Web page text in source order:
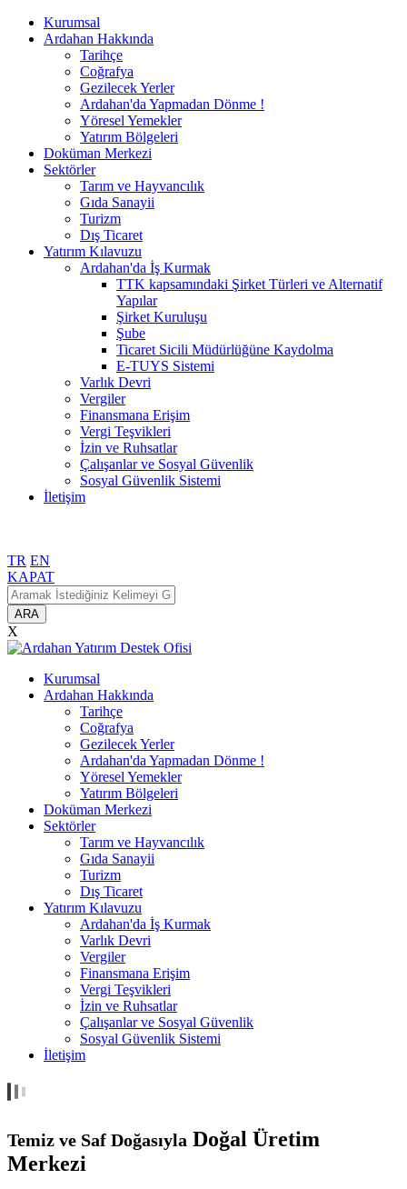
Kurumsal
Ardahan Hakkında
Tarihçe
Coğrafya
Gezilecek Yerler
Ardahan'da Yapmadan Dönme !
Yöresel Yemekler
Yatırım Bölgeleri
Doküman Merkezi
Sektörler
Tarım ve Hayvancılık
Gıda Sanayii
Turizm
Dış Ticaret
Yatırım Kılavuzu
Ardahan'da İş Kurmak
TTK kapsamındaki Şirket Türleri ve Alternatif
Yapılar
Şirket Kuruluşu
Şube
Ticaret Sicili Müdürlüğüne Kaydolma
E-TUYS Sistemi
Varlık Devri
Vergiler
Finansmana Erişim
Vergi Teşvikleri
İzin ve Ruhsatlar
Çalışanlar ve Sosyal Güvenlik
Sosyal Güvenlik Sistemi
İletişim
TR EN
KAPAT
ARA
X
Kurumsal
Ardahan Hakkında
Tarihçe
Coğrafya
Gezilecek Yerler
Ardahan'da Yapmadan Dönme !
Yöresel Yemekler
Yatırım Bölgeleri
Doküman Merkezi
Sektörler
Tarım ve Hayvancılık
Gıda Sanayii
Turizm
Dış Ticaret
Yatırım Kılavuzu
Ardahan'da İş Kurmak
Varlık Devri
Vergiler
Finansmana Erişim
Vergi Teşvikleri
İzin ve Ruhsatlar
Çalışanlar ve Sosyal Güvenlik
Sosyal Güvenlik Sistemi
İletişim
Temiz ve Saf Doğasıyla Doğal Üretim
Merkezi